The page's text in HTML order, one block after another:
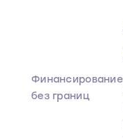
Финансирование
без границ